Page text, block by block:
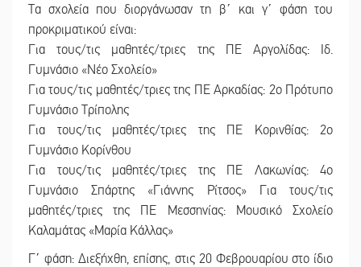
Τα σχολεία που διοργάνωσαν τη β΄ και γ΄ φάση του
προκριματικού είναι:
Για τους/τις μαθητές/τριες της ΠΕ Αργολίδας: Ιδ.
Γυμνάσιο «Νέο Σχολείο»
Για τους/τις μαθητές/τριες της ΠΕ Αρκαδίας: 2ο Πρότυπο
Γυμνάσιο Τρίπολης
Για τους/τις μαθητές/τριες της ΠΕ Κορινθίας: 2ο
Γυμνάσιο Κορίνθου
Για τους/τις μαθητές/τριες της ΠΕ Λακωνίας: 4ο
Γυμνάσιο Σπάρτης «Γιάννης Ρίτσος» Για τους/τις
μαθητές/τριες της ΠΕ Μεσσηνίας: Μουσικό Σχολείο
Καλαμάτας «Μαρία Κάλλας»
Γ΄ φάση: Διεξήχθη, επίσης, στις 20 Φεβρουαρίου στο ίδιο